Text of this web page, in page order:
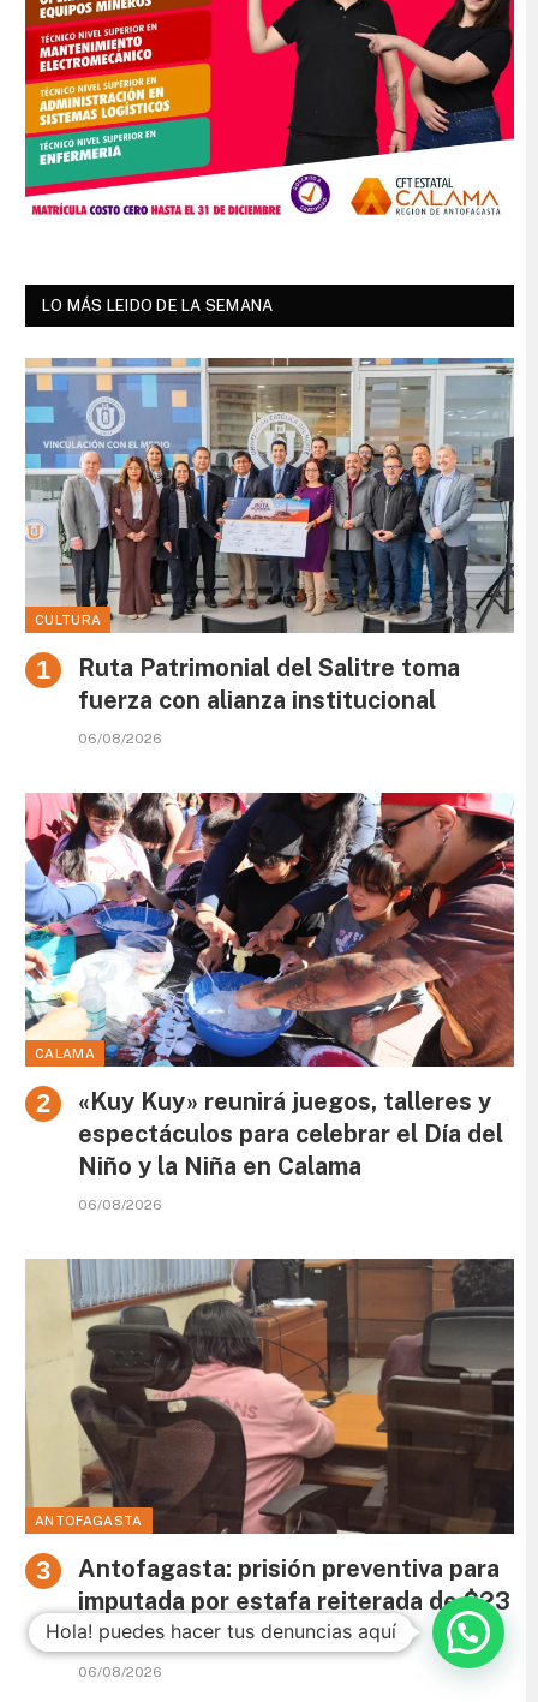
LO MÁS LEIDO DE LA SEMANA
CULTURA
Ruta Patrimonial del Salitre toma
fuerza con alianza institucional
06/08/2026
CALAMA
«Kuy Kuy» reunirá juegos, talleres y
espectáculos para celebrar el Día del
Niño y la Niña en Calama
06/08/2026
ANTOFAGASTA
Antofagasta: prisión preventiva para
imputada por estafa reiterada de $23
millones
06/08/2026
Hola! puedes hacer tus denuncias aquí